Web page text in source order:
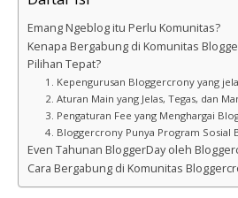
Emang Ngeblog itu Perlu Komunitas?
Kenapa Bergabung di Komunitas
Pilihan Tepat?
1. Kepengurusan Bloggercrony yang
2. Aturan Main yang Jelas, Tegas, dan
3. Pengaturan Fee yang Menghargai
4. Bloggercrony Punya Program Sosial
Even Tahunan BloggerDay oleh
Cara Bergabung di Komunitas